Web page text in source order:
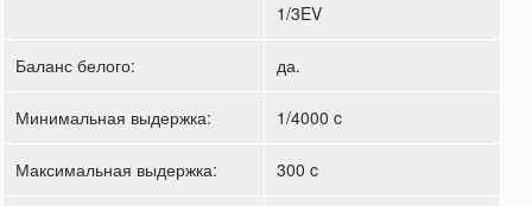
1/3EV
Баланс белого: да.
Минимальная выдержка: 1/4000 c
Максимальная выдержка: 300 c